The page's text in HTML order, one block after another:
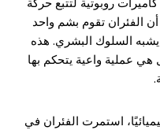
أن الفئران تقوم بشم واحد
يشبه السلوك البشري. هذه
عملية واعية يتحكم بها
استمرت الفئران في